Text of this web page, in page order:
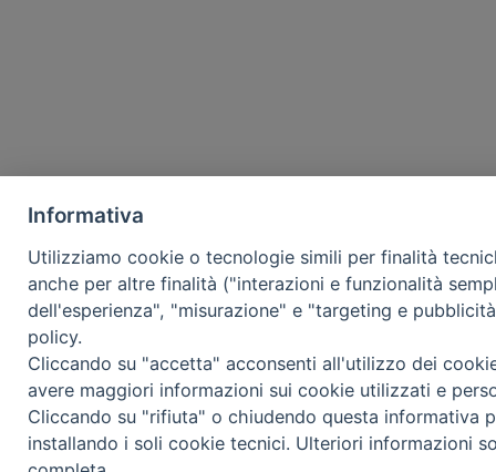
Informativa
Utilizziamo cookie o tecnologie simili per finalità
anche per altre finalità ("interazioni e funzionalità
dell'esperienza", "misurazione" e "targeting e
policy.
Cliccando su "accetta" acconsenti all'utilizzo dei
avere maggiori informazioni sui cookie utilizzati e
Cliccando su "rifiuta" o chiudendo questa informativa
installando i soli cookie tecnici. Ulteriori informazioni